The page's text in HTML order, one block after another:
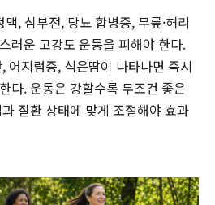
, 심부전, 당뇨 합병증, 무릎·허리
러운 고강도 운동을 피해야 한다.
어지럼증, 식은땀이 나타나면 즉시
다. 운동은 강할수록 무조건 좋은
질환 상태에 맞게 조절해야 효과